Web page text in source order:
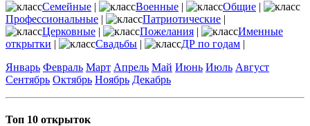
Семейные | Военные | Общие |
Профессиональные | Патриотические |
Церковные | Пожелания |
Именные
открытки | Свадьбы | ДР по годам |
Январь Февраль Март Апрель Май Июнь Июль Август
Сентябрь Октябрь Ноябрь Декабрь
Топ 10 открыток